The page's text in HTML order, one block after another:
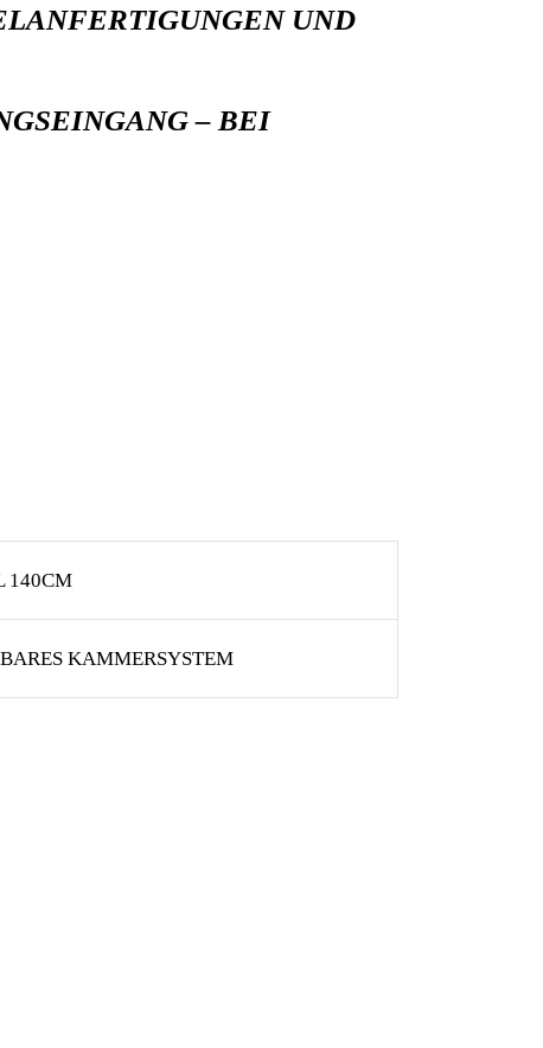
UND
– BEI
140CM
KAMMERSYSTEM